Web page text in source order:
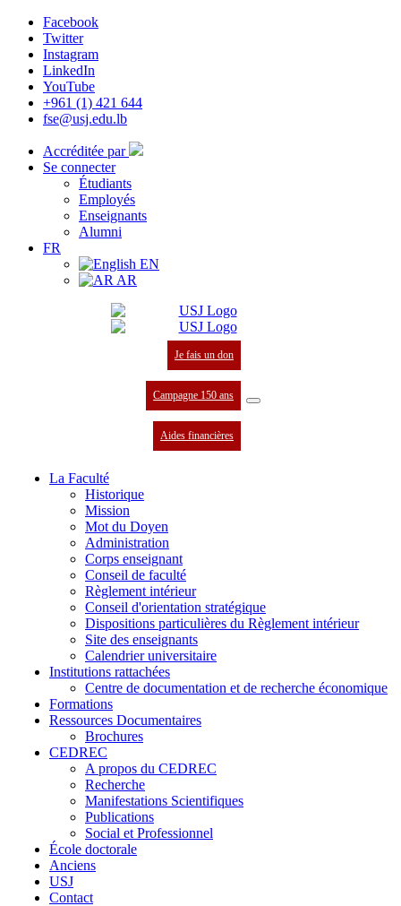
Facebook
Twitter
Instagram
LinkedIn
YouTube
+961 (1) 421 644
fse@usj.edu.lb
Accréditée par
Se connecter
Étudiants
Employés
Enseignants
Alumni
FR
EN
AR
Je fais un don
Campagne 150 ans
Aides financières
La Faculté
Historique
Mission
Mot du Doyen
Administration
Corps enseignant
Conseil de faculté
Règlement intérieur
Conseil d'orientation stratégique
Dispositions particulières du Règlement intérieur
Site des enseignants
Calendrier universitaire
Institutions rattachées
Centre de documentation et de recherche économique
Formations
Ressources Documentaires
Brochures
CEDREC
A propos du CEDREC
Recherche
Manifestations Scientifiques
Publications
Social et Professionnel
École doctorale
Anciens
USJ
Contact